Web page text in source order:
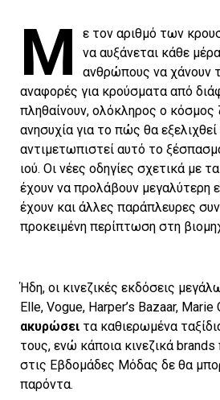
Μ ε τον αριθμό των
να αυξάνεται κάθε
ανθρώπους να χάνουν
αναφορές για κρούσματα από
πληθαίνουν, ολόκληρος ο κόσμος
ανησυχία για το πώς θα εξελιχθεί
αντιμετωπιστεί αυτό το
ιού. Οι νέες οδηγίες σχετικά με
έχουν να προλάβουν μεγαλύτερη
έχουν και άλλες παράπλευρες
προκειμένη περίπτωση στη
Ήδη, οι κινεζικές εκδόσεις
Elle, Vogue, Harper’s Bazaar, Marie
ακυρώσει τα καθιερωμένα
τους, ενώ κάποια κινεζικά
στις Εβδομάδες Μόδας δε θα
παρόντα.